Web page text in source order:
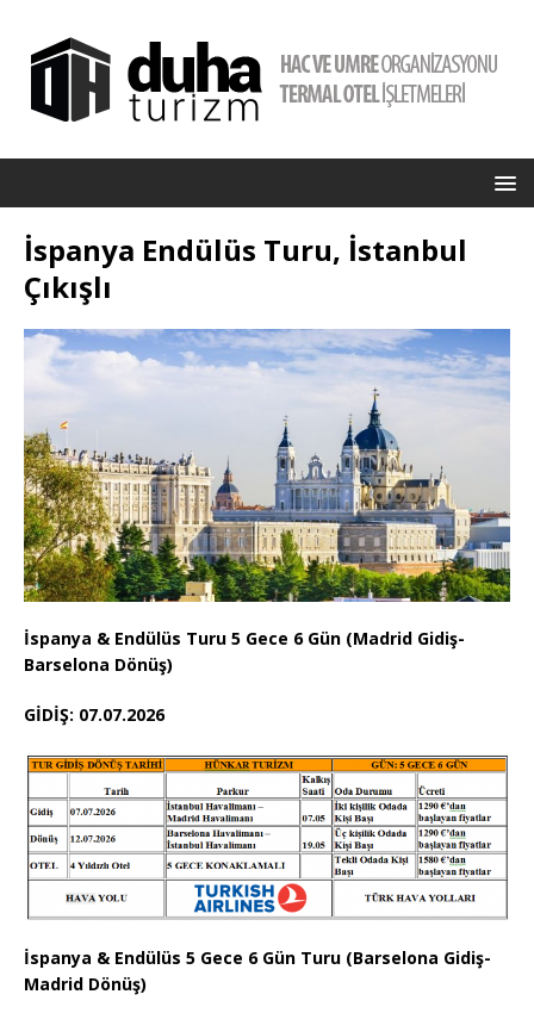
İspanya Endülüs Turu, İstanbul
Çıkışlı
İspanya & Endülüs Turu 5 Gece 6 Gün (Madrid Gidiş-
Barselona Dönüş)
GİDİŞ: 07.07.2026
İspanya & Endülüs 5 Gece 6 Gün Turu (Barselona Gidiş-
Madrid Dönüş)